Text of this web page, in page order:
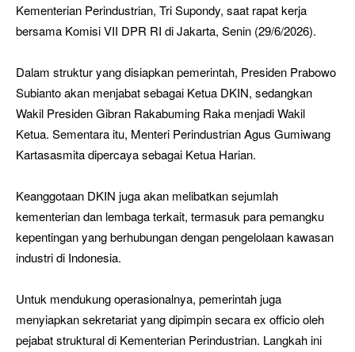
Kementerian Perindustrian, Tri Supondy, saat rapat kerja
bersama Komisi VII DPR RI di Jakarta, Senin (29/6/2026).
Dalam struktur yang disiapkan pemerintah, Presiden Prabowo
Subianto akan menjabat sebagai Ketua DKIN, sedangkan
Wakil Presiden Gibran Rakabuming Raka menjadi Wakil
Ketua. Sementara itu, Menteri Perindustrian Agus Gumiwang
Kartasasmita dipercaya sebagai Ketua Harian.
Keanggotaan DKIN juga akan melibatkan sejumlah
kementerian dan lembaga terkait, termasuk para pemangku
kepentingan yang berhubungan dengan pengelolaan kawasan
industri di Indonesia.
Untuk mendukung operasionalnya, pemerintah juga
menyiapkan sekretariat yang dipimpin secara ex officio oleh
pejabat struktural di Kementerian Perindustrian. Langkah ini